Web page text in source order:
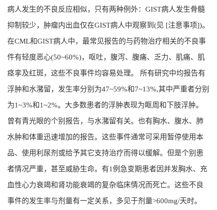
病人发生的不良反应相似，只有两种例外：GIST病人发生骨髓
抑制较少，肿瘤内出血仅在GIST病人中观察到(见 [注意事项])。
在CML和GIST病人中，最常见报告的与药物治疗相关的不良事
件有轻度恶心(50~60%)，呕吐，腹泻、腹痛、乏力、肌痛、肌
痉挛及红斑，这些不良事件均容易处理。 所有研究中均报告有
浮肿和水潴留，发生率分别为47~59%和7~13%,其中严重者分别
为1~3%和1~2%。大多数患者的浮肿表现为眶周和下肢浮肿。
曾有青光眼的个别报告，与水潴留有关。也有胸水、腹水、肺
水肿和体重迅速增加的报告。这些事件通常可采用暂停使用本
品、使用利尿剂或给予其它支持治疗而得以缓解。但是个别患
者情况严重，甚至威胁生命。有1例急变期患者因并发胸水、充
血性心力衰竭和肾功能衰竭的复杂临床情况而死亡。这些不良
事件的发生率与剂量有一定关系，多见于剂量>600mg/天时。